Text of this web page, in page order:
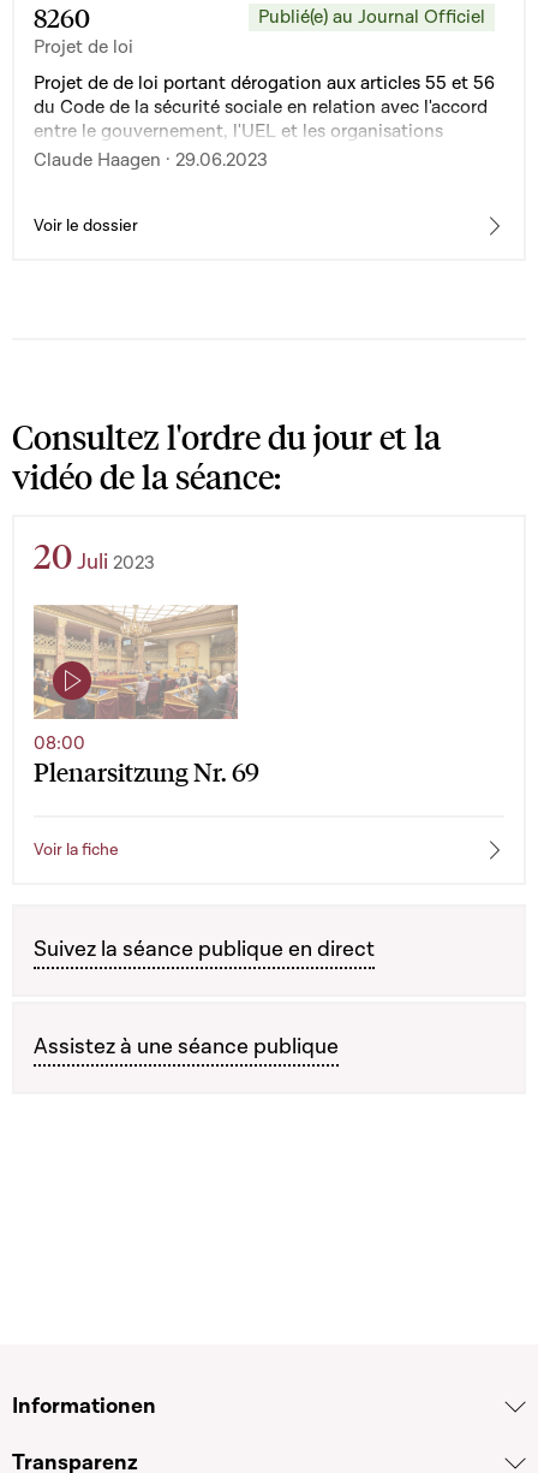
8260
Projet de loi
Publié(e) au Journal Officiel
Projet de de loi portant dérogation aux articles 55 et 56
du Code de la sécurité sociale en relation avec l'accord
entre le gouvernement, l'UEL et les organisations
syndicales OGBL, LCGB et CGFP du 7 mars 2023
Claude Haagen · 29.06.2023
Voir le dossier
Consultez l'ordre du jour et la
vidéo de la séance:
20Juli 2023
Plenarsitzung Nr. 69
08:00
Voir la fiche
Suivez la séance publique en direct
Assistez à une séance publique
Informationen
Transparenz